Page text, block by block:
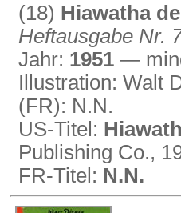
(18) Hiawatha
Heftausgabe Nr.
Jahr: 1951 —
Illustration: Walt
(FR): N.N.
US-Titel:
Publishing Co.,
FR-Titel: N.N.